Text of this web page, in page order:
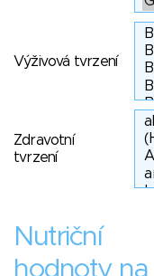
Výživová tvrzení
Zdravotní
tvrzení
Nutriční
hodnoty na